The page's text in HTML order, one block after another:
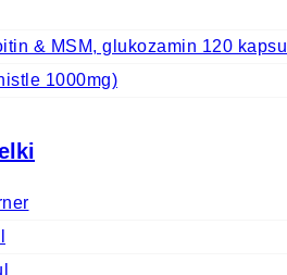
& MSM, glukozamin 120 kapsul
1000mg)